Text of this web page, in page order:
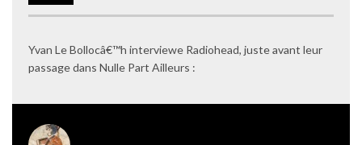
Yvan Le Bollocâ€™h interviewe Radiohead, juste avant leur
passage dans Nulle Part Ailleurs :